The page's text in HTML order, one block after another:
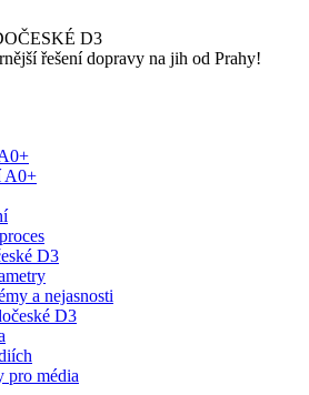
D3
řešení dopravy na jih od Prahy!
A0+
D3
a nejasnosti
D3
pro média